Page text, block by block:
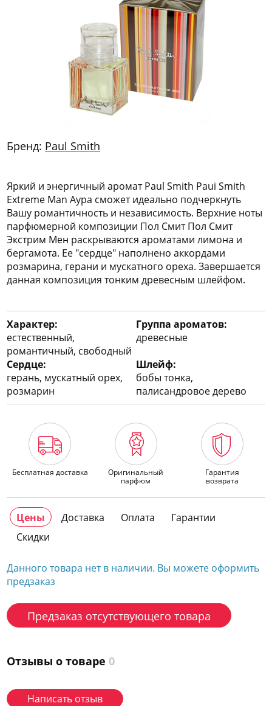
Бренд: Paul Smith
Яркий и энергичный аромат Paul Smith Paui Smith
Extreme Man Аура сможет идеально подчеркнуть
Вашу романтичность и независимость. Верхние ноты
парфюмерной композиции Пол Смит Пол Смит
Экстрим Мен раскрываются ароматами лимона и
бергамота. Ее "сердце" наполнено аккордами
розмарина, герани и мускатного ореха. Завершается
данная композиция тонким древесным шлейфом.
Характер:
естественный,
романтичный, свободный
Группа ароматов:
древесные
Сердце:
герань, мускатный орех,
розмарин
Шлейф:
бобы тонка,
палисандровое дерево
Бесплатная доставка
Оригинальный
парфюм
Гарантия
возврата
Цены Доставка Оплата
Гарантии
Скидки
Данного товара нет в наличии. Вы можете оформить
предзаказ
Предзаказ отсутствующего товара
Отзывы о товаре 0
Написать отзыв